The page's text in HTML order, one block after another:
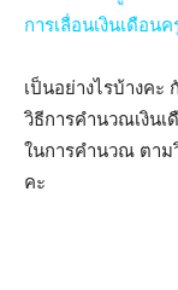
การเลื่อนเงินเดือนค
เป็นอย่างไรบ้างค
วิธีการคำนวณเงิน
ในการคำนวณ ตาม
คะ